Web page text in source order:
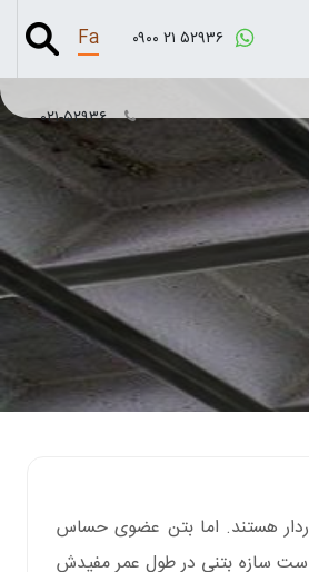
Fa ۰۹۰۰ ۲۱ ۵۲۹۳۶
۰۲۱-۵۲۹۳۶
هستند. اما بتن عضوی حساس
سازه بتنی در طول عمر مفیدش